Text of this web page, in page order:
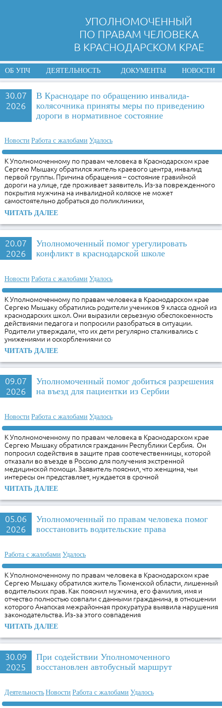
УПОЛНОМОЧЕННЫЙ
ПО ПРАВАМ ЧЕЛОВЕКА
В КРАСНОДАРСКОМ КРАЕ
ОБ УПЧ ДЕЯТЕЛЬНОСТЬ ДОКУМЕНТЫ НОВОСТИ
30.07
2026
В Краснодаре по обращению инвалида-
колясочника приняты меры по приведению
дороги в нормативное состояние
Новости Работа с жалобами Удалось
К Уполномоченному по правам человека в Краснодарском крае
Сергею Мышаку обратился житель краевого центра, инвалид
первой группы. Причина обращения – состояние гравийной
дороги на улице, где проживает заявитель. Из-за поврежденного
покрытия мужчина на инвалидной коляске не может
самостоятельно добраться до поликлиники,
ЧИТАТЬ ДАЛЕЕ
20.07
2026
Уполномоченный помог урегулировать
конфликт в краснодарской школе
Новости Работа с жалобами Удалось
К Уполномоченному по правам человека в Краснодарском крае
Сергею Мышаку обратились родители учеников 9 класса одной из
краснодарских школ. Они выразили серьезную обеспокоенность
действиями педагога и попросили разобраться в ситуации.
Родители утверждали, что их дети регулярно сталкивались с
унижениями и оскорблениями со
ЧИТАТЬ ДАЛЕЕ
09.07
2026
Уполномоченный помог добиться разрешения
на въезд для пациентки из Сербии
Новости Работа с жалобами Удалось
К Уполномоченному по правам человека в Краснодарском крае
Сергею Мышаку обратился гражданин Республики Сербия. Он
попросил содействия в защите прав соотечественницы, которой
отказали во въезде в Россию для получения экстренной
медицинской помощи. Заявитель пояснил, что женщина, чьи
интересы он представляет, нуждается в срочной
ЧИТАТЬ ДАЛЕЕ
05.06
2026
Уполномоченный по правам человека помог
восстановить водительские права
Работа с жалобами Удалось
К Уполномоченному по правам человека в Краснодарском крае
Сергею Мышаку обратился житель Тюменской области, лишенный
водительских прав. Как пояснил мужчина, его фамилия, имя и
отчество полностью совпали с данными гражданина, в отношении
которого Анапская межрайонная прокуратура выявила нарушения
законодательства. Из‑за этого совпадения
ЧИТАТЬ ДАЛЕЕ
30.09
2025
При содействии Уполномоченного
восстановлен автобусный маршрут
Деятельность Новости Работа с жалобами Удалось